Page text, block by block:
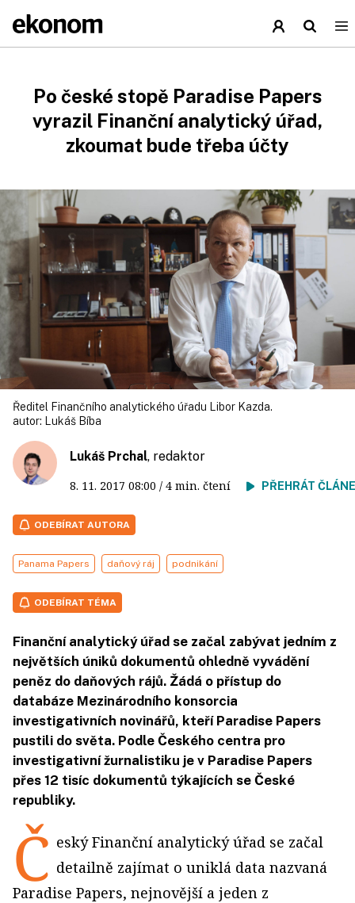
Po české stopě Paradise Papers
vyrazil Finanční analytický úřad,
zkoumat bude třeba účty
Ředitel Finančního analytického úřadu Libor Kazda.
autor:
Lukáš Bíba
Lukáš Prchal, redaktor
8. 11. 2017 08:00 / 4 min. čtení PŘEHRÁT
ODEBÍRAT AUTORA
Panama Papers daňový ráj podnikání
ODEBÍRAT TÉMA
Finanční analytický úřad se začal zabývat jedním z
největších úniků dokumentů ohledně vyvádění
peněz do daňových rájů. Žádá o přístup do
databáze Mezinárodního konsorcia
investigativních novinářů, kteří Paradise Papers
pustili do světa. Podle Českého centra pro
investigativní žurnalistiku je v Paradise Papers
přes 12 tisíc dokumentů týkajících se České
republiky.
Č eský Finanční analytický úřad se začal
detailně zajímat o uniklá data nazvaná
Paradise Papers, nejnovější a jeden z